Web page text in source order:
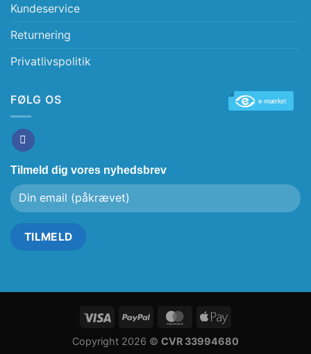
Kundeservice
Returnering
Privatlivspolitik
FØLG OS
Tilmeld dig vores nyhedsbrev
Copyright 2026 © CVR 33994680